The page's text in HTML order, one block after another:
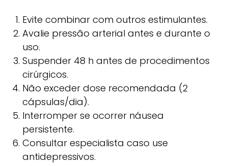
Evite combinar com outros estimulantes.
Avalie pressão arterial antes e durante o
uso.
Suspender 48 h antes de procedimentos
cirúrgicos.
Não exceder dose recomendada (2
cápsulas/dia).
Interromper se ocorrer náusea
persistente.
Consultar especialista caso use
antidepressivos.